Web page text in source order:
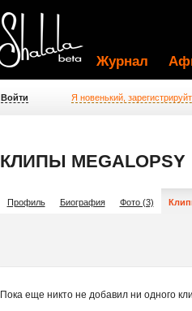
Журнал
Войти Я новенький,
КЛИПЫ MEGALOPSY
Профиль Биография Фото (3)
Пока еще никто не добавил ни одного